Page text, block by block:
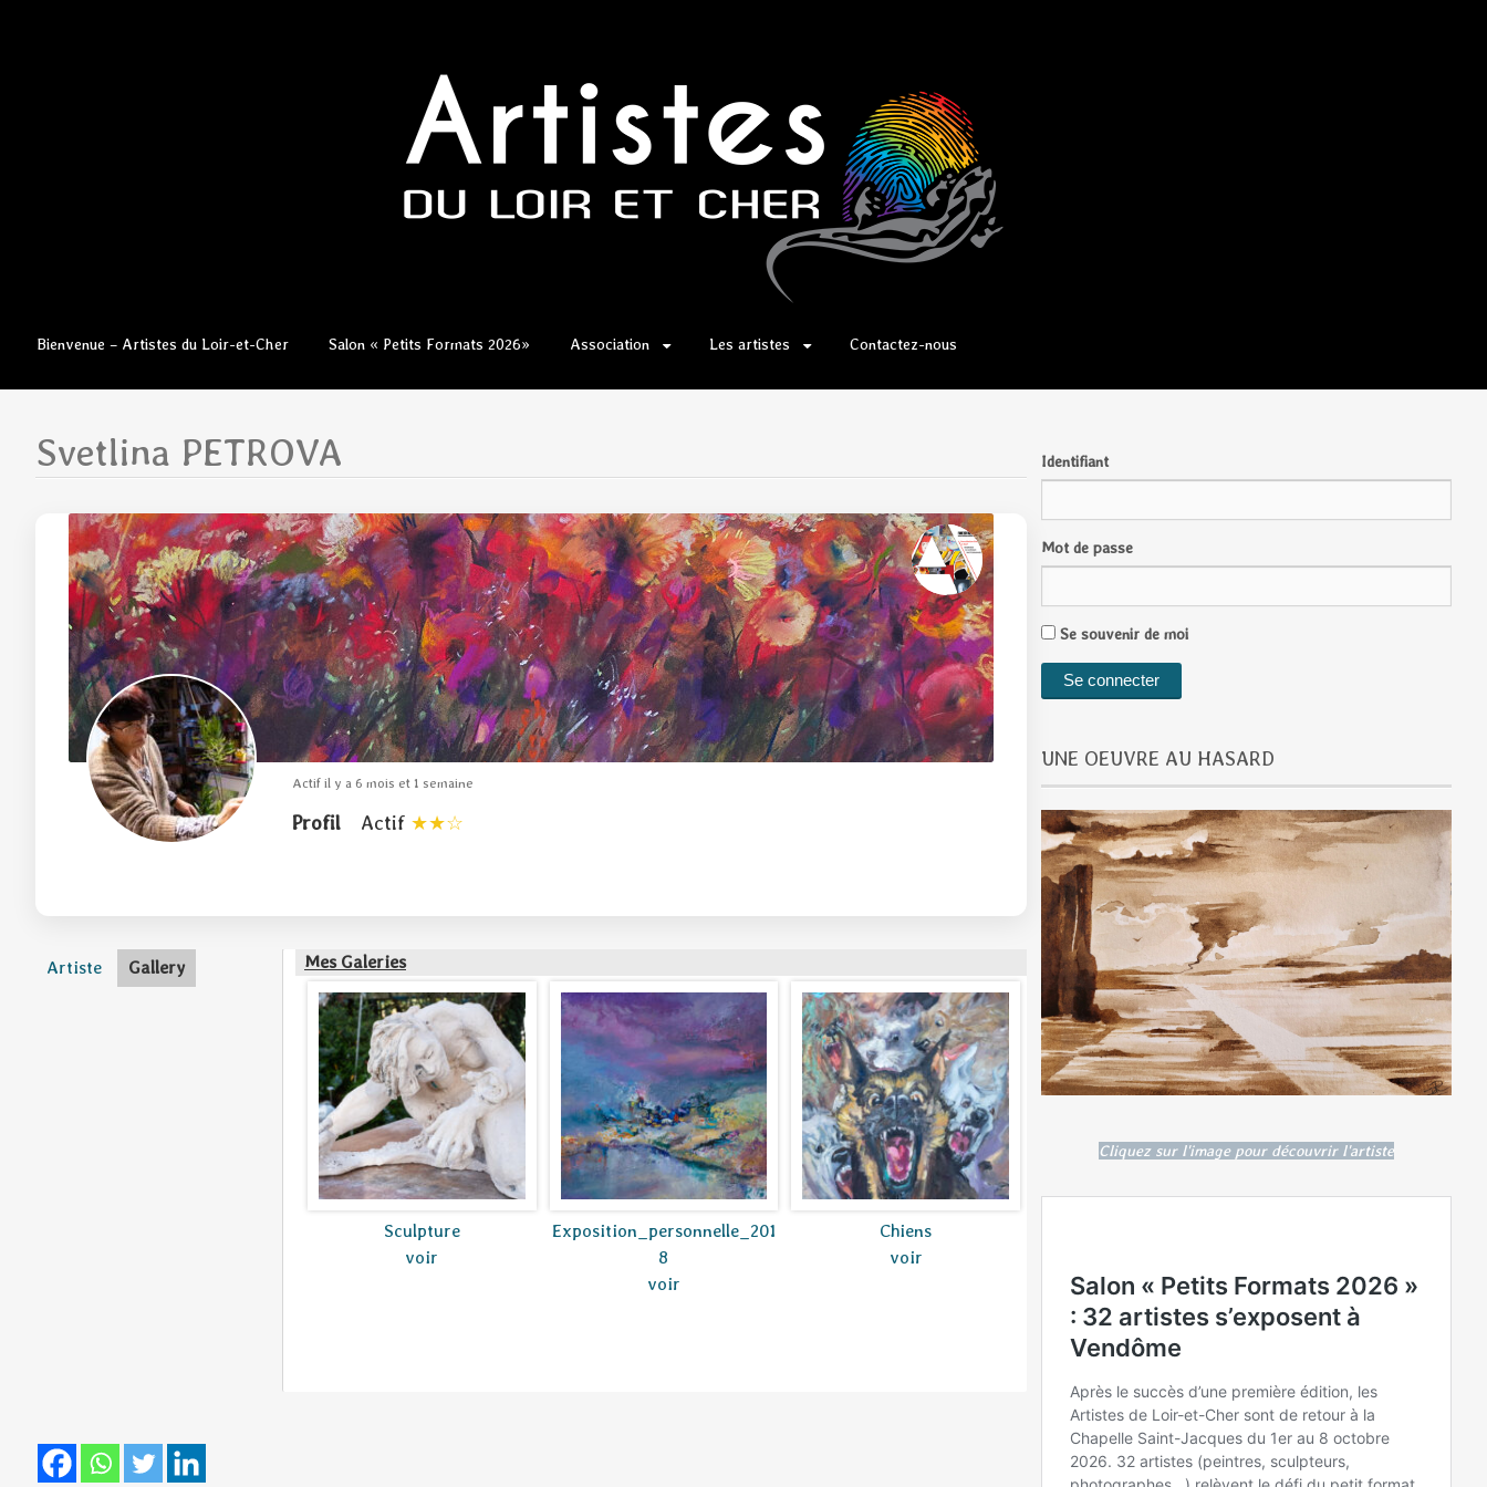
Aller
contenu
Bienvenue – Artistes du Loir-et-Cher Salon « Petits Formats 2026» Association Les artistes Contactez-nous
Svetlina PETROVA
Actif il y a 6 mois et 1 semaine
Profil Actif
Artiste Gallery Mes Galeries
Sculpture
voir
Exposition_personnelle_201
8
voir
Chiens
voir
Identifiant
Mot de passe
Se souvenir de moi
UNE OEUVRE AU HASARD
Cliquez sur l'image pour découvrir l'artiste